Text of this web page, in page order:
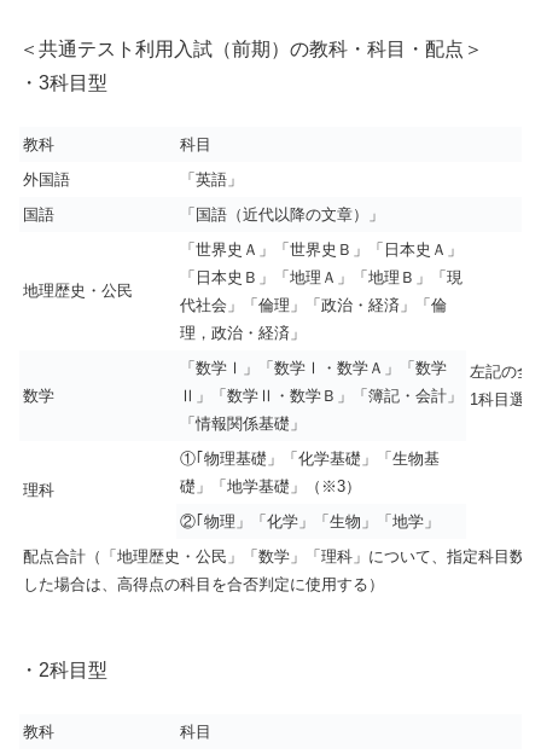
＜共通テスト利用入試（前期）の教科・科目・配点＞
・3科目型
教科
科目
外国語
「英語」
国語
「国語（近代以降の文章）」
地理歴史・公民
「世界史Ａ」「世界史Ｂ」「日本史Ａ」
「日本史Ｂ」「地理Ａ」「地理Ｂ」「現
代社会」「倫理」「政治・経済」「倫
理，政治・経済」
左記の全
1科目選択
数学
「数学Ⅰ」「数学Ⅰ・数学Ａ」「数学
Ⅱ」「数学Ⅱ・数学Ｂ」「簿記・会計」
「情報関係基礎」
理科
①｢物理基礎」「化学基礎」「生物基
礎」「地学基礎」（※3）
②｢物理」「化学」「生物」「地学」
配点合計（「地理歴史・公民」「数学」「理科」について、指定科目数
した場合は、高得点の科目を合否判定に使用する）
・2科目型
教科
科目